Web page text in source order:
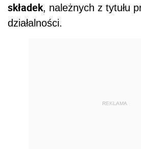
składek, należnych z tytułu
działalności.
REKLAMA